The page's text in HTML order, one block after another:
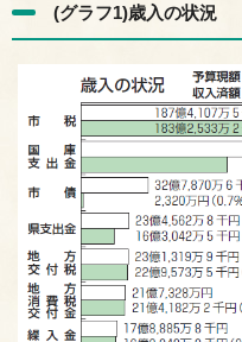
(グラフ1)歳入の状況